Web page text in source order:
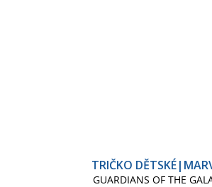
TRIČKO
GUARDIANS OF THE